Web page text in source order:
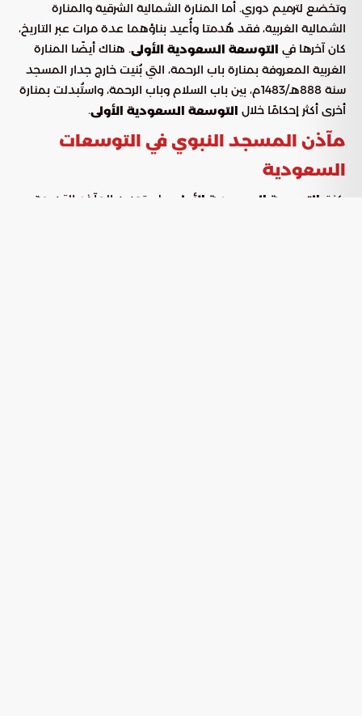
وتخضع لترميم دوري. أما المنارة الشمالية الشرقية والمنارة
الشمالية الغربية، فقد هُدمتا وأُعيد بناؤهما عدة مرات عبر التاريخ،
كان آخرها في التوسعة السعودية الأولى. هناك أيضًا المنارة
الغربية المعروفة بمنارة باب الرحمة، التي بُنيت خارج جدار المسجد
سنة 888هـ/1483م، بين باب السلام وباب الرحمة، واستُبدلت بمنارة
أخرى أكثر إحكامًا خلال التوسعة السعودية الأولى.
مآذن المسجد النبوي في التوسعات
السعودية
ركزت التوسعة السعودية الأولى
على تجديد المآذن القديمة